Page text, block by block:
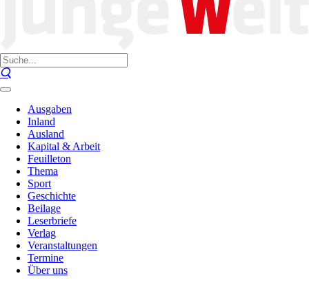
Ausgaben
Inland
Ausland
Kapital & Arbeit
Feuilleton
Thema
Sport
Geschichte
Beilage
Leserbriefe
Verlag
Veranstaltungen
Termine
Über uns